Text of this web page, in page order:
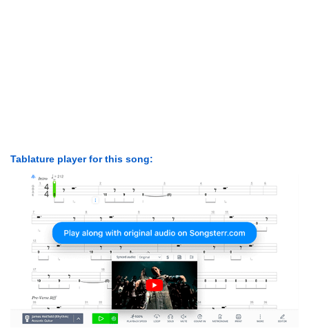
Tablature player for this song: